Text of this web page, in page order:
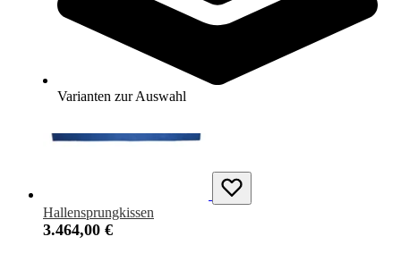
Varianten zur Auswahl
Varianten zur Auswahl
Längere Lieferzeit
Hallensprungkissen
3.464,00 €